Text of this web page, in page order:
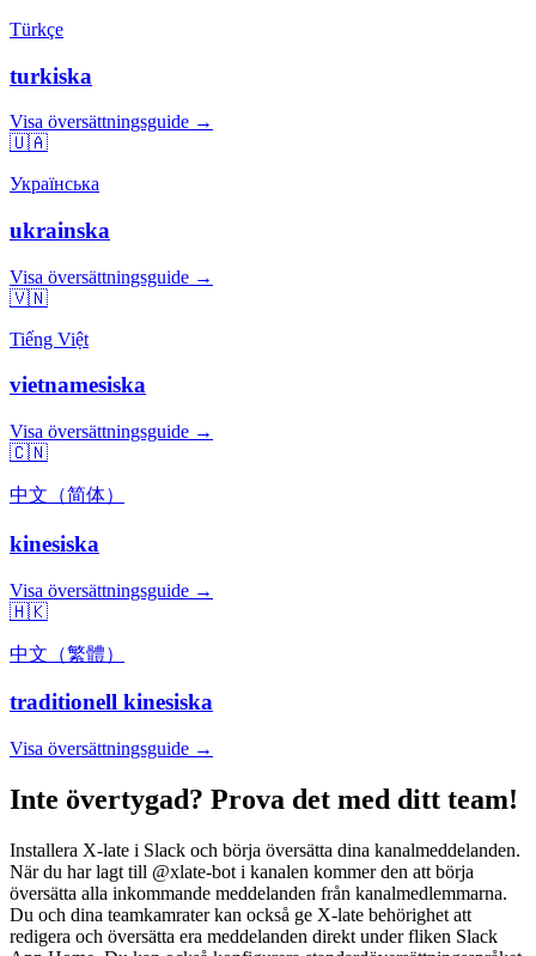
Türkçe
turkiska
Visa översättningsguide →
🇺🇦
Українська
ukrainska
Visa översättningsguide →
🇻🇳
Tiếng Việt
vietnamesiska
Visa översättningsguide →
🇨🇳
中文（简体）
kinesiska
Visa översättningsguide →
🇭🇰
中文（繁體）
traditionell kinesiska
Visa översättningsguide →
Inte övertygad? Prova det med ditt team!
Installera X-late i Slack och börja översätta dina kanalmeddelanden.
När du har lagt till @xlate-bot i kanalen kommer den att börja
översätta alla inkommande meddelanden från kanalmedlemmarna.
Du och dina teamkamrater kan också ge X-late behörighet att
redigera och översätta era meddelanden direkt under fliken Slack